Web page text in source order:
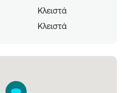
Κλειστά
Κλειστά